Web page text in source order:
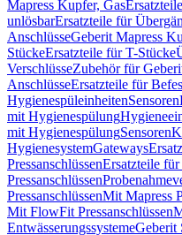
Mapress Kupfer, Gas
unlösbarErsatzteile für
AnschlüsseGeberit Mapress
StückeErsatzteile für T-Stücke
VerschlüsseZubehör für
AnschlüsseErsatzteile für
HygienespüleinheitenSensoren
mit Hygienespülung
mit HygienespülungSensoren
HygienesystemGateways
PressanschlüssenErsatzteile
Pressanschlüssen
PressanschlüssenMit Mapress
Mit FlowFit Pressanschlüssen
EntwässerungssystemeGeberit